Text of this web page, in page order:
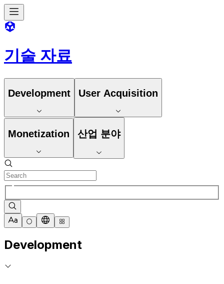
기술 자료
Development User Acquisition
Monetization 산업 분야
Development